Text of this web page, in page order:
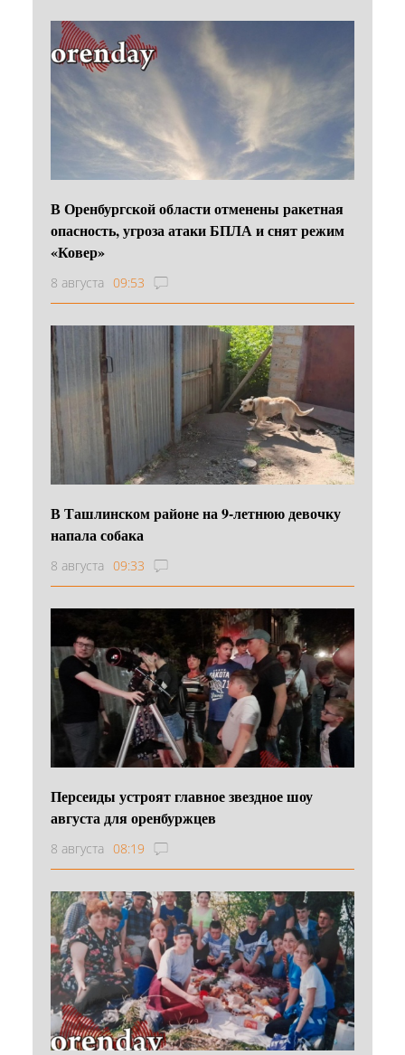
В Оренбургской области отменены ракетная
опасность, угроза атаки БПЛА и снят режим
«Ковер»
8 августа 09:53
В Ташлинском районе на 9-летнюю девочку
напала собака
8 августа 09:33
Персеиды устроят главное звездное шоу
августа для оренбуржцев
8 августа 08:19